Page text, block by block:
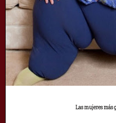
Las mujeres más